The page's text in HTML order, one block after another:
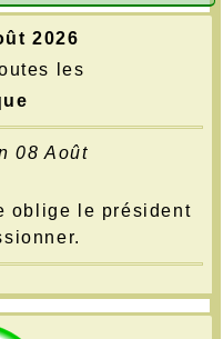
2026
les
08 Août
oblige le président